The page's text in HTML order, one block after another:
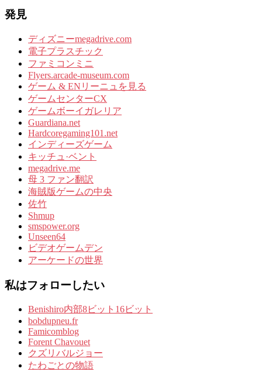
発見
ディズニーmegadrive.com
電子プラスチック
ファミコンミニ
Flyers.arcade-museum.com
ゲーム & ENリーニュを見る
ゲームセンターCX
ゲームボーイガレリア
Guardiana.net
Hardcoregaming101.net
インディーズゲーム
キッチュ·ベント
megadrive.me
母 3 ファン翻訳
海賊版ゲームの中央
佐竹
Shmup
smspower.org
Unseen64
ビデオゲームデン
アーケードの世界
私はフォローしたい
Benishiro内部8ビット16ビット
bobdupneu.fr
Famicomblog
Forent Chavouet
クズリバルジョー
たわごとの物語